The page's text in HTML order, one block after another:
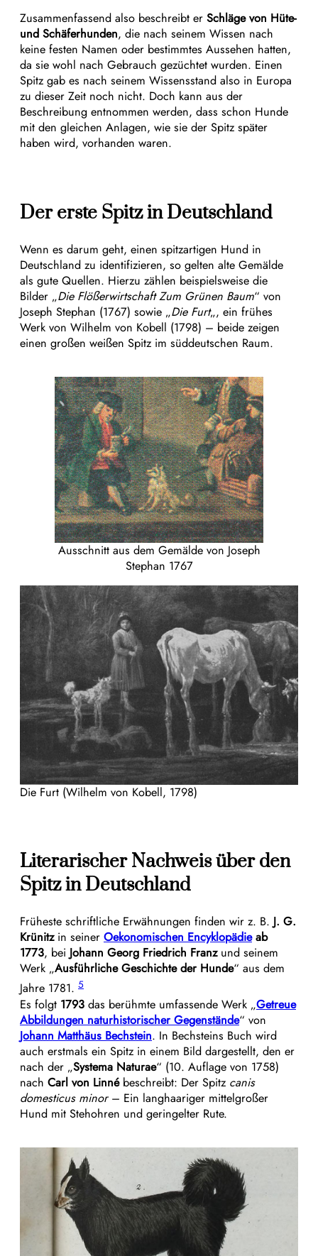
Zusammenfassend also beschreibt er Schläge von Hüte-
und Schäferhunden, die nach seinem Wissen nach
keine festen Namen oder bestimmtes Aussehen hatten,
da sie wohl nach Gebrauch gezüchtet wurden. Einen
Spitz gab es nach seinem Wissensstand also in Europa
zu dieser Zeit noch nicht. Doch kann aus der
Beschreibung entnommen werden, dass schon Hunde
mit den gleichen Anlagen, wie sie der Spitz später
haben wird, vorhanden waren.
Der erste Spitz in Deutschland
Wenn es darum geht, einen spitzartigen Hund in
Deutschland zu identifizieren, so gelten alte Gemälde
als gute Quellen. Hierzu zählen beispielsweise die
Bilder „Die Flößerwirtschaft Zum Grünen Baum“ von
Joseph Stephan (1767) sowie „Die Furt„, ein frühes
Werk von Wilhelm von Kobell (1798) – beide zeigen
einen großen weißen Spitz im süddeutschen Raum.
Ausschnitt aus dem Gemälde von Joseph
Stephan 1767
Die Furt (Wilhelm von Kobell, 1798)
Literarischer Nachweis über den
Spitz in Deutschland
Früheste schriftliche Erwähnungen finden wir z. B. J. G.
Krünitzin seiner Oekonomischen Encyklopädieab
1773, bei Johann Georg Friedrich Franzund seinem
Werk „Ausführliche Geschichte der Hunde“ aus dem
Jahre 1781. 5
Es folgt 1793 das berühmte umfassende Werk „Getreue
Abbildungen naturhistorischer Gegenstände“ von
Johann Matthäus Bechstein. In Bechsteins Buch wird
auch erstmals ein Spitz in einem Bild dargestellt, den er
nach der „Systema Naturae“ (10. Auflage von 1758)
nach Carl von Linnébeschreibt: Der Spitz canis
domesticus minor– Ein langhaariger mittelgroßer
Hund mit Stehohren und geringelter Rute.